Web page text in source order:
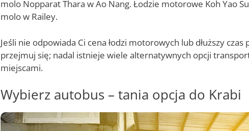
molo Nopparat Thara w Ao Nang. Łodzie motorowe Koh Yao
molo w Railey.
Jeśli nie odpowiada Ci cena łodzi motorowych lub dłuższy
przejmuj się; nadal istnieje wiele alternatywnych opcji
miejscami.
Wybierz autobus – tania opcja do Krabi